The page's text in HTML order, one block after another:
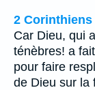
2 Corinthiens
Car Dieu, qui
ténèbres! a
pour faire
de Dieu sur la